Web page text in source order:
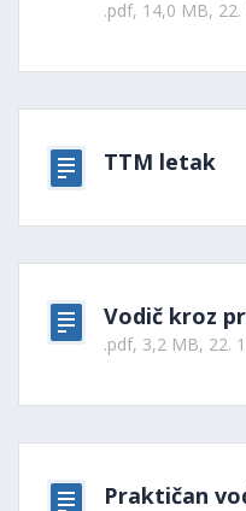
.pdf, 14,0 MB, 22.
TTM letak
Vodič kroz
.pdf, 3,2 MB, 22.
Praktičan